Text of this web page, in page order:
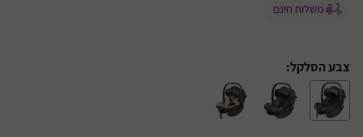
משלוח חינם
צבע הסלקל: